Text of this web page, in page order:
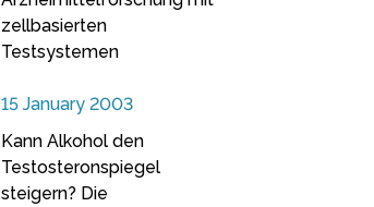
zellbasierten
Testsystemen
15 January 2003
Kann Alkohol den
Testosteronspiegel
steigern? Die